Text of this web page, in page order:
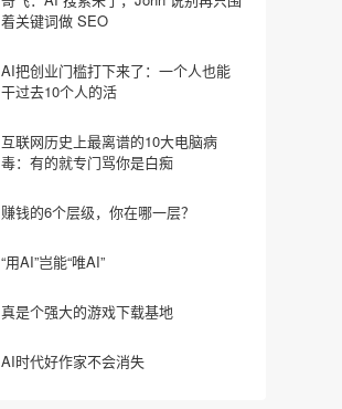
着关键词做 SEO
AI把创业门槛打下来了：一个人也能
干过去10个人的活
互联网历史上最离谱的10大电脑病
毒：有的就专门骂你是白痴
赚钱的6个层级，你在哪一层？
“用AI”岂能“唯AI”
真是个强大的游戏下载基地
AI时代好作家不会消失